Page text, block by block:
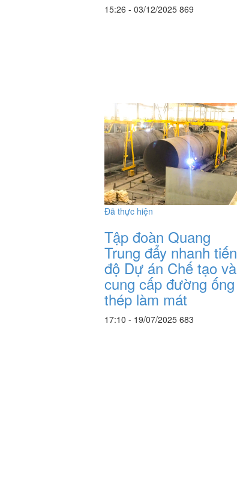
15:26 - 03/12/2025 869
Đã thực hiện
Tập đoàn Quang
Trung đẩy nhanh tiến
độ Dự án Chế tạo và
cung cấp đường ống
thép làm mát
17:10 - 19/07/2025 683